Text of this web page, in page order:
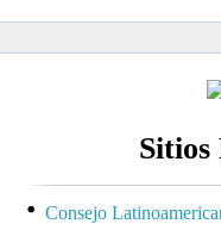
Sitios
Consejo